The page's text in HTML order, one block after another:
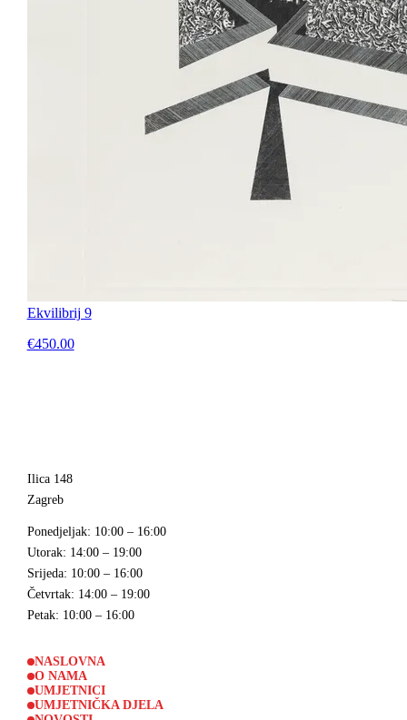
Ekvilibrij 9
€450.00
Ilica 148
Zagreb
Ponedjeljak: 10:00 – 16:00
Utorak: 14:00 – 19:00
Srijeda: 10:00 – 16:00
Četvrtak: 14:00 – 19:00
Petak: 10:00 – 16:00
NASLOVNA
O NAMA
UMJETNICI
UMJETNIČKA DJELA